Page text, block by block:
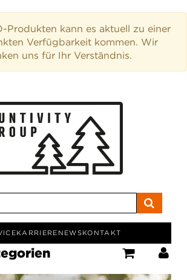
Produkten kann es aktuell zu einer
Verfügbarkeit kommen. Wir
uns für Ihr Verständnis.
KARRIERE NEWSKONTAKT